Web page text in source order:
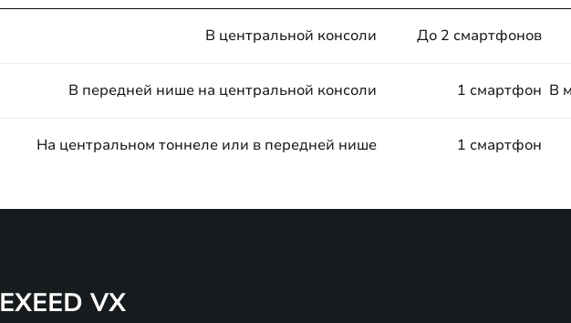
В центральной консоли До 2 смартфонов
В передней нише на центральной консоли 1 смартфон В
На центральном тоннеле или в передней нише 1 смартфон
EXEED VX